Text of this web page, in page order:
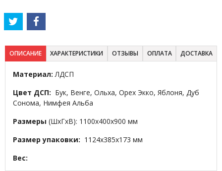
ОПИСАНИЕ ХАРАКТЕРИСТИКИ ОТЗЫВЫ ОПЛАТА ДОСТАВКА
Материал:ЛДСП
Цвет ДСП: Бук, Венге, Ольха, Орех Экко, Яблоня, Дуб
Сонома, Нимфея Альба
Размеры (ШхГхВ): 1100х400х900 мм
Размер упаковки: 1124х385х173 мм
Вес: